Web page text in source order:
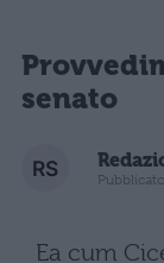
senato
Ea cum